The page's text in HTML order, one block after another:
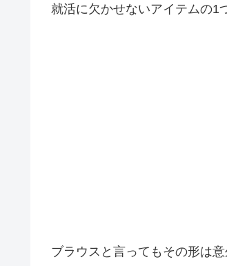
就活に欠かせないアイテムの1
ブラウスと言ってもその形は